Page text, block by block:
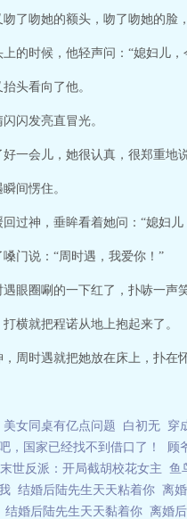
了吻她的额头，吻了吻她的脸
的时候，他轻声问：“媳妇儿
头看向了他。
闪发亮直冒光。
一会儿，她很认真，很郑重地
间愣住。
过神，垂眸看着她问：“媳妇
门说：“周时遇，我爱你！”
眼圈唰的一下红了，扑哧一声
横就把程诺从地上抱起来了。
周时遇就把她放在床上，扑在
女同桌有亿点问题 白初无 穿
，国家已经找不到借口了！ 顾
末世反派：开局截胡校花女主 鱼
结婚后陆先生天天粘着你 离
结婚后陆先生天天黏着你 离婚